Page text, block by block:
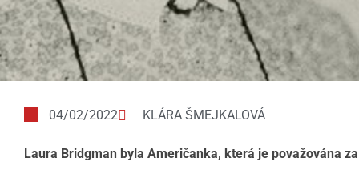
04/02/2022 KLÁRA ŠMEJKALOVÁ
Laura Bridgman byla Američanka, která je považována za